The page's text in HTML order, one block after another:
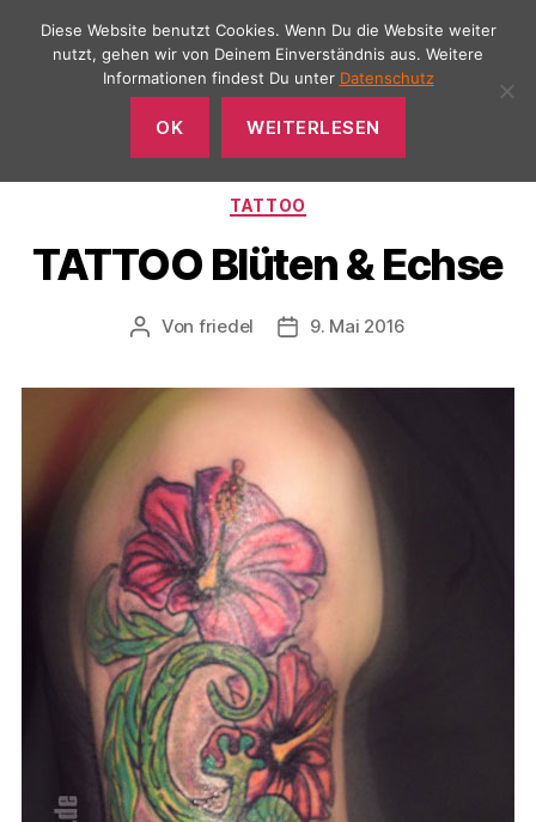
Menü
Kategorien
TATTOO
TATTOO Blüten & Echse
Beitragsautor
Von friedel Veröffentlichungsdatum
9. Mai 2016
Diese Website benutzt Cookies. Wenn Du die Website weiter
nutzt, gehen wir von Deinem Einverständnis aus. Weitere
Informationen findest Du unter Datenschutz
OK WEITERLESEN